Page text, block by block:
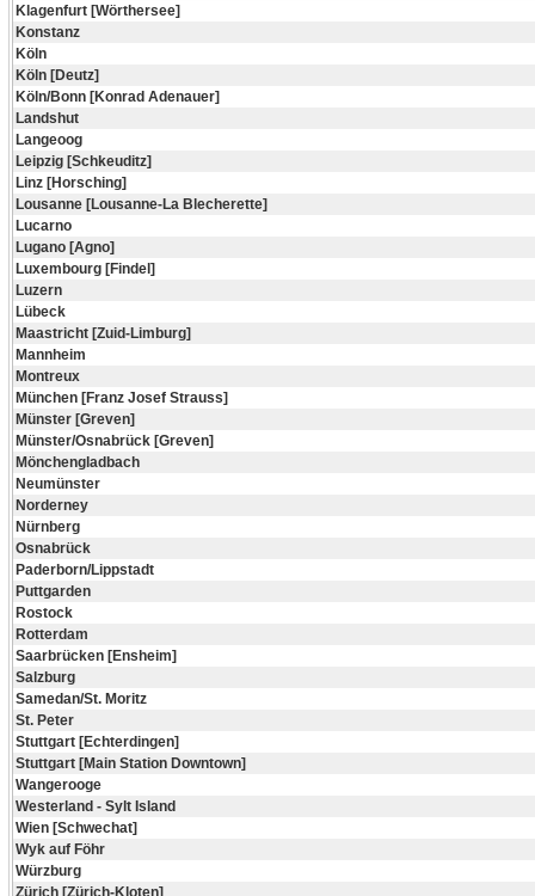
Klagenfurt [Wörthersee]
Konstanz
Köln
Köln [Deutz]
Köln/Bonn [Konrad Adenauer]
Landshut
Langeoog
Leipzig [Schkeuditz]
Linz [Horsching]
Lousanne [Lousanne-La Blecherette]
Lucarno
Lugano [Agno]
Luxembourg [Findel]
Luzern
Lübeck
Maastricht [Zuid-Limburg]
Mannheim
Montreux
München [Franz Josef Strauss]
Münster [Greven]
Münster/Osnabrück [Greven]
Mönchengladbach
Neumünster
Norderney
Nürnberg
Osnabrück
Paderborn/Lippstadt
Puttgarden
Rostock
Rotterdam
Saarbrücken [Ensheim]
Salzburg
Samedan/St. Moritz
St. Peter
Stuttgart [Echterdingen]
Stuttgart [Main Station Downtown]
Wangerooge
Westerland - Sylt Island
Wien [Schwechat]
Wyk auf Föhr
Würzburg
Zürich [Zürich-Kloten]